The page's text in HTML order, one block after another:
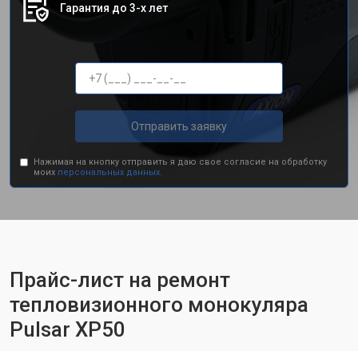
Гарантия до 3-х лет
Отправить заявку
Нажимая на кнопку отправить я даю свое согласие на обработку
моих персональных данных.
Прайс-лист на ремонт
тепловизионного монокуляра
Pulsar XP50